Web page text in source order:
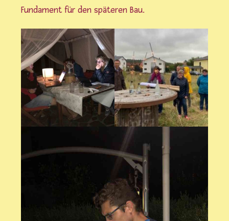
Fundament für den späteren Bau.